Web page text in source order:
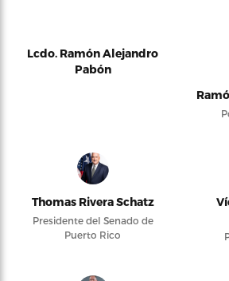
Lcdo. Ramón Alejandro
Pabón
Thomas Rivera Schatz
Presidente del Senado de
Puerto Rico